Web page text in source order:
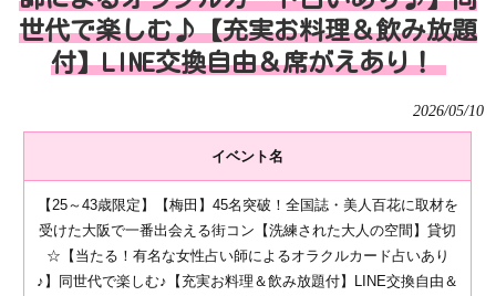
世代で楽しむ♪【充実お料理＆飲み放題
付】LINE交換自由＆席がえあり！
2026/05/10
イベント名
【25～43歳限定】【梅田】45名突破！全国誌・美人百花に取材を
受けた大阪で一番出会える街コン【洗練された大人の空間】貸切
☆【当たる！有名な女性占い師によるオラクルカード占いあり
♪】同世代で楽しむ♪【充実お料理＆飲み放題付】LINE交換自由＆